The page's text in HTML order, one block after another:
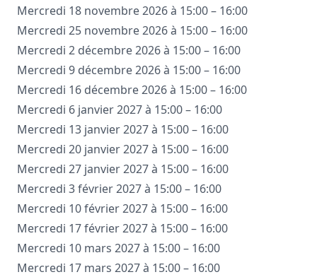
Mercredi 18 novembre 2026 à 15:00 – 16:00
Mercredi 25 novembre 2026 à 15:00 – 16:00
Mercredi 2 décembre 2026 à 15:00 – 16:00
Mercredi 9 décembre 2026 à 15:00 – 16:00
Mercredi 16 décembre 2026 à 15:00 – 16:00
Mercredi 6 janvier 2027 à 15:00 – 16:00
Mercredi 13 janvier 2027 à 15:00 – 16:00
Mercredi 20 janvier 2027 à 15:00 – 16:00
Mercredi 27 janvier 2027 à 15:00 – 16:00
Mercredi 3 février 2027 à 15:00 – 16:00
Mercredi 10 février 2027 à 15:00 – 16:00
Mercredi 17 février 2027 à 15:00 – 16:00
Mercredi 10 mars 2027 à 15:00 – 16:00
Mercredi 17 mars 2027 à 15:00 – 16:00